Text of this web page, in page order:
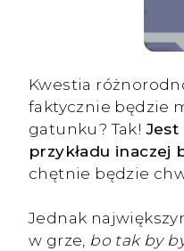
Kwestia
faktycznie będzie
gatunku? Tak!Jest
przykładu inaczej
chętnie będzie
Jednak
w grze, bo tak by